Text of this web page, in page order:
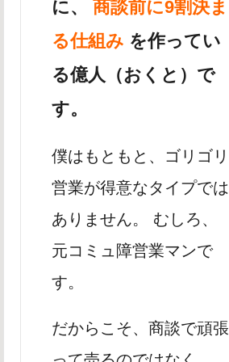
に、 商談前に9割決ま
る仕組み を作ってい
る億人（おくと）で
す。
僕はもともと、ゴリゴリ
営業が得意なタイプでは
ありません。 むしろ、
元コミュ障営業マンで
す。
だからこそ、商談で頑張